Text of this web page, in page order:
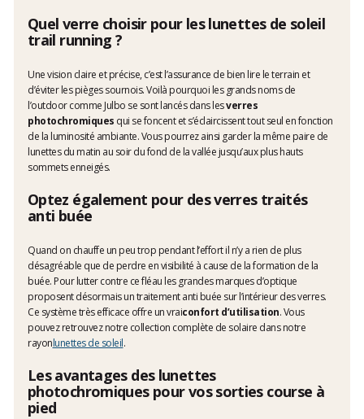
Quel verre choisir pour les lunettes de soleil
trail running ?
Une vision claire et précise, c’est l’assurance de bien lire le terrain et
d’éviter les pièges sournois. Voilà pourquoi les grands noms de
l’outdoor comme Julbo se sont lancés dans lesverres
photochromiques qui se foncent et s’éclaircissent tout seul en fonction
de la luminosité ambiante. Vous pourrez ainsi garder la même paire de
lunettes du matin au soir du fond de la vallée jusqu’aux plus hauts
sommets enneigés.
Optez également pour des verres traités
anti buée
Quand on chauffe un peu trop pendant l’effort il n’y a rien de plus
désagréable que de perdre en visibilité à cause de la formation de la
buée. Pour lutter contre ce fléau les grandes marques d’optique
proposent désormais un traitement anti buée sur l’intérieur des verres.
Ce système très efficace offre un vraiconfort d’utilisation. Vous
pouvez retrouvez notre collection complète de solaire dans notre
rayonlunettes de soleil.
Les avantages des lunettes
photochromiques pour vos sorties course à
pied